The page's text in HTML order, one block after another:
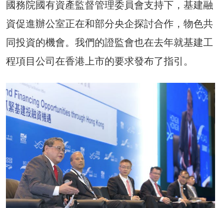
國務院國有資產監督管理委員會支持下，基建融
資促進辦公室正在和部分央企探討合作，物色共
同投資的機會。我們的證監會也在去年就基建工
程項目公司在香港上市的要求發布了指引。